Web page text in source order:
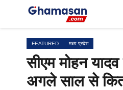
FEATURED मध्य प्रदेश
सीएम मोहन
अगले साल से